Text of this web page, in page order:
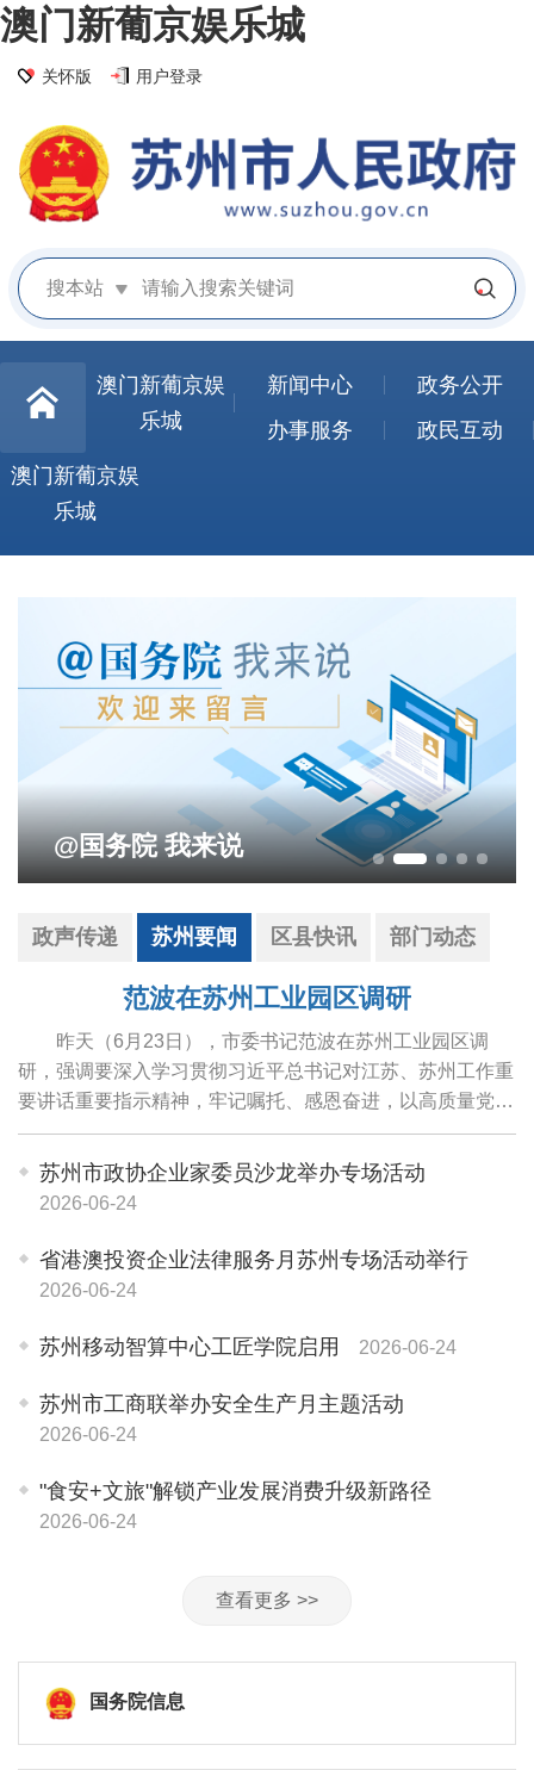
澳门新葡京娱乐城
关怀版 用户登录
搜本站
澳门新葡京娱
乐城
新闻中心
政务公开
办事服务
政民互动
澳门新葡京娱
乐城
@国务院 我来说
政声传递 苏州要闻 区县快讯 部门动态
范波在苏州工业园区调研
昨天（6月23日），市委书记范波在苏州工业园区调
研，强调要深入学习贯彻习近平总书记对江苏、苏州工作重
要讲话重要指示精神，牢记嘱托、感恩奋进，以高质量党建
引领高质量发展，传承弘扬和发展"园区经验"，更大力度深
化改革开放，推动科技创新和产业创新深度...
苏州市政协企业家委员沙龙举办专场活动
2026-06-24
省港澳投资企业法律服务月苏州专场活动举行
2026-06-24
苏州移动智算中心工匠学院启用 2026-06-24
苏州市工商联举办安全生产月主题活动
2026-06-24
"食安+文旅"解锁产业发展消费升级新路径
2026-06-24
查看更多 >>
国务院信息